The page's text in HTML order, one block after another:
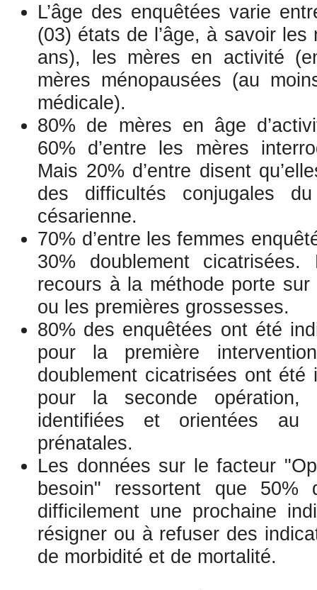
L’âge des enquêtées varie
(03) états de l’âge, à savoir
ans), les mères en activité
mères ménopausées (au
médicale).
80% de mères en âge
60% d’entre les mères
Mais 20% d’entre disent
des difficultés conjugales
césarienne.
70% d’entre les femmes
30% doublement
recours à la méthode porte
ou les premières grossesses.
80% des enquêtées ont été
pour la première
doublement cicatrisées ont
pour la seconde opération,
identifiées et orientées au
prénatales.
Les données sur le facteur
besoin" ressortent que 50%
difficilement une prochaine
résigner ou à refuser des
de morbidité et de mortalité.